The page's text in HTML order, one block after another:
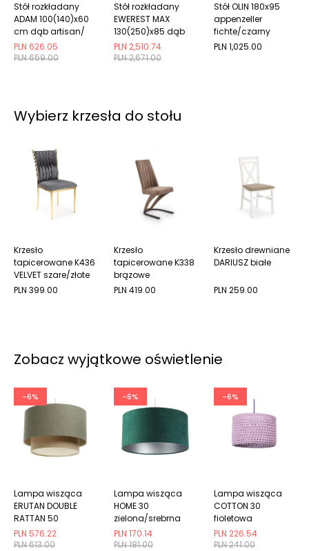
PLN 659.00
PLN 626.05
Stół rozkładany
ADAM 100(140)x60
cm dąb artisan/
czarny
PLN 2,671.00
PLN 2,510.74
Stół rozkładany
EWEREST MAX
130(250)x85 dąb
artisan
PLN 1,025.00
Stół OLIN 180x95
appenzeller
fichte/czarny
Wybierz krzesła do stołu
PLN 399.00
Krzesło
tapicerowane K436
VELVET szare/złote
PLN 419.00
Krzesło
tapicerowane K338
brązowe
PLN 259.00
Krzesło drewniane
DARIUSZ białe
Zobacz wyjątkowe oświetlenie
-6%
PLN 613.00
PLN 576.22
Lampa wisząca
ERUTAN DOUBLE
RATTAN 50
zielona/beżowa
-6%
PLN 181.00
PLN 170.14
Lampa wisząca
HOME 30
zielona/srebrna
-6%
PLN 241.00
PLN 226.54
Lampa wisząca
COTTON 30
fioletowa